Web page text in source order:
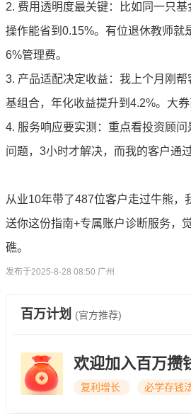
2. 费用透明度最关键：比如同一只
操作能省到0.15%。有位退休教师就
6%管理费。
3. 产品适配决定收益：我上个月刚
基组合，年化收益提升到4.2%。大
4. 服务响应要实测：重点看投资顾
问题，3小时才解决，而我的客户通
从业10年带了487位客户走过牛熊
送你这份指南+专属账户诊断服务，
礁。
发布于2025-8-28 08:50 广州
百万计划 (官方推荐)
欢迎加入百万攒
复利增长
必学存钱